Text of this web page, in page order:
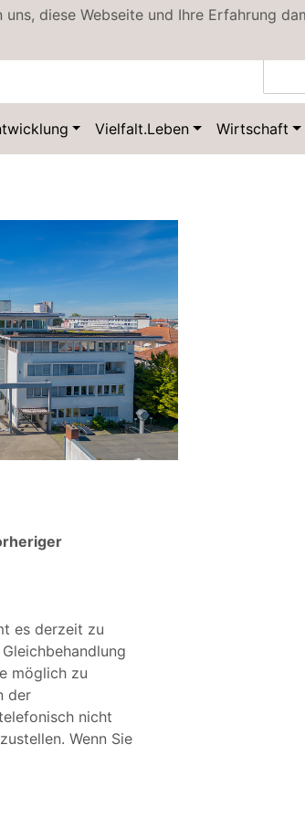
diese Webseite und Ihre Erfahrung
Datenschutz Kontakt
Vielfalt.Leben Wirtschaft
es derzeit zu
möglich zu
der
nicht
Wenn Sie